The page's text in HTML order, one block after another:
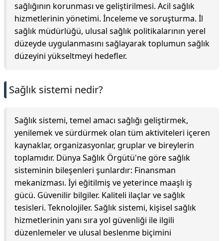
sağlığının korunması ve geliştirilmesi. Acil sağlık
hizmetlerinin yönetimi. İnceleme ve soruşturma. İl
sağlık müdürlüğü, ulusal sağlık politikalarının yerel
düzeyde uygulanmasını sağlayarak toplumun sağlık
düzeyini yükseltmeyi hedefler.
Sağlık sistemi nedir?
Sağlık sistemi, temel amacı sağlığı geliştirmek,
yenilemek ve sürdürmek olan tüm aktiviteleri içeren
kaynaklar, organizasyonlar, gruplar ve bireylerin
toplamıdır. Dünya Sağlık Örgütü'ne göre sağlık
sisteminin bileşenleri şunlardır: Finansman
mekanizması. İyi eğitilmiş ve yeterince maaşlı iş
gücü. Güvenilir bilgiler. Kaliteli ilaçlar ve sağlık
tesisleri. Teknolojiler. Sağlık sistemi, kişisel sağlık
hizmetlerinin yanı sıra yol güvenliği ile ilgili
düzenlemeler ve ulusal beslenme biçimini